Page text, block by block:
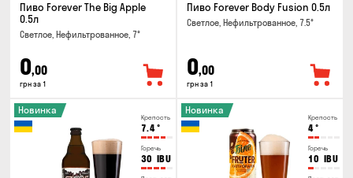
Пиво Forever The Big Apple
0.5л
Светлое, Нефильтрованное, 7°
0,00
грн за 1
Пиво Forever Body Fusion 0.5л
Светлое, Нефильтрованное, 7.5°
0,00
грн за 1
Крепость
7.4°
Горечь
30 IBU
Новинка
Крепость
4°
Горечь
10 IBU
Новинка